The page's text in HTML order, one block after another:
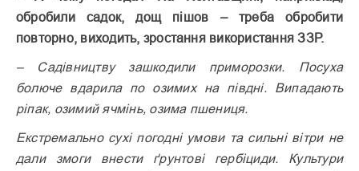
обробили садок, дощ пішов – треба обробити
повторно, виходить, зростання використання ЗЗР.
– Садівництву зашкодили приморозки. Посуха
болюче вдарила по озимих на півдні. Випадають
ріпак, озимий ячмінь, озима пшениця.
Екстремально сухі погодні умови та сильні вітри не
дали змоги внести ґрунтові гербіциди. Культури